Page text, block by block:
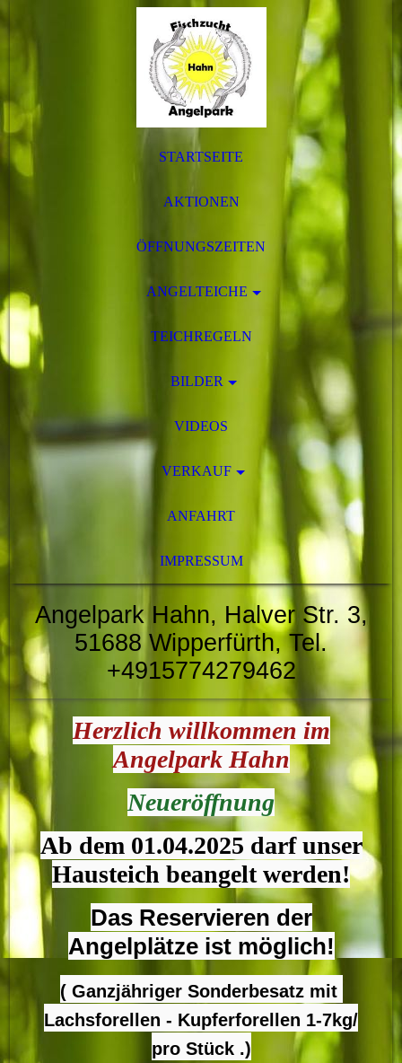
STARTSEITE
AKTIONEN
ÖFFNUNGSZEITEN
ANGELTEICHE
TEICHREGELN
BILDER
VIDEOS
VERKAUF
ANFAHRT
IMPRESSUM
Angelpark Hahn, Halver Str. 3,
51688 Wipperfürth, Tel.
+4915774279462
Herzlich willkommen im
Angelpark Hahn
Neueröffnung
Ab dem 01.04.2025 darf unser
Hausteich beangelt werden!
Das Reservieren der
Angelplätze ist möglich!
( Ganzjähriger Sonderbesatz mit
Lachsforellen - Kupferforellen 1-7kg/
pro Stück .)